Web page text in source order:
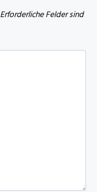
Erforderliche Felder sind